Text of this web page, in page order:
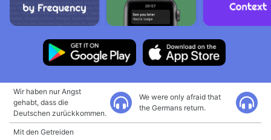
Wir haben nur Angst
gehabt, dass die
Deutschen zurückkommen.
We were only afraid that
the Germans return.
Mit den Getreiden